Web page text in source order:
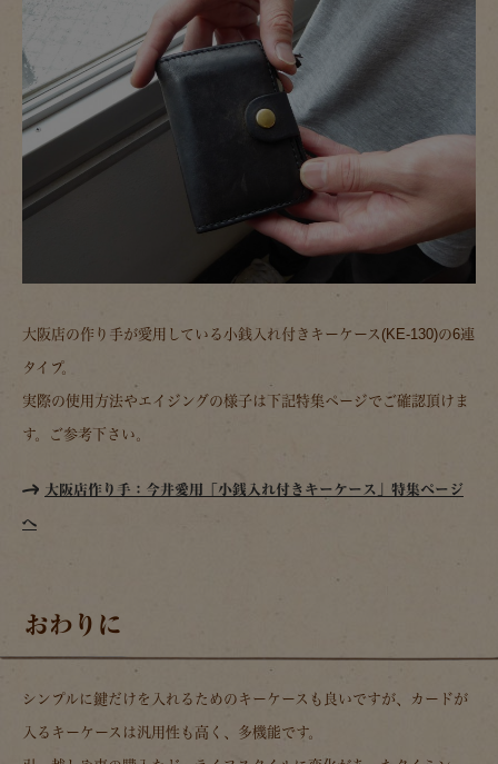
大阪店の作り手が愛用している小銭入れ付きキーケース(KE-130)の6連
タイプ。
実際の使用方法やエイジングの様子は下記特集ページでご確認頂けま
す。ご参考下さい。
大阪店作り手：今井愛用「小銭入れ付きキーケース」特集ページ
へ
おわりに
シンプルに鍵だけを入れるためのキーケースも良いですが、カードが
入るキーケースは汎用性も高く、多機能です。